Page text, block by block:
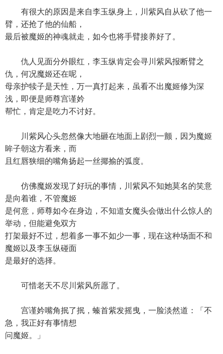
有很大的原因是来自李玉纵身上，川紫风自从砍了他一
臂，还抢了他的仙船，
最后被魔姬的神魂就走，如今也将手臂接养好了。
仇人见面分外眼红，李玉纵肯定会寻川紫风报断臂之
仇，何况魔姬还在呢，
母亲护犊子是天性，万一真打起来，虽看不出魔姬修为深
浅，即便是师尊宫谨妗
帮忙，肯定是吃力不讨好。
川紫风心头忽然像大地砸在地面上剧烈一颤，因为魔姬
眸子朝这方看来，而
且红唇狭细的嘴角扬起一丝揶揄的弧度。
仿佛魔姬发现了好玩的事情，川紫风不知她莫名的笑意
是向着谁，不管魔姬
是何意，师尊如今在身边，不知道女魔头会做出什么惊人的
举动，但能避免双方
打架最好不过，想着多一事不如少一事，现在这种场面不和
魔姬以及李玉纵碰面
是最好的选择。
可惜老天不尽川紫风所愿了。
宫谨妗嘴角抿了抿，螓首紫发摇曳，一脸淡然道：「不
急，我正好有事情想
问魔姬。」